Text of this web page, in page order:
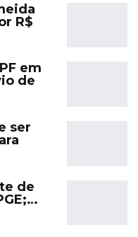
R$
em
de
ser
de